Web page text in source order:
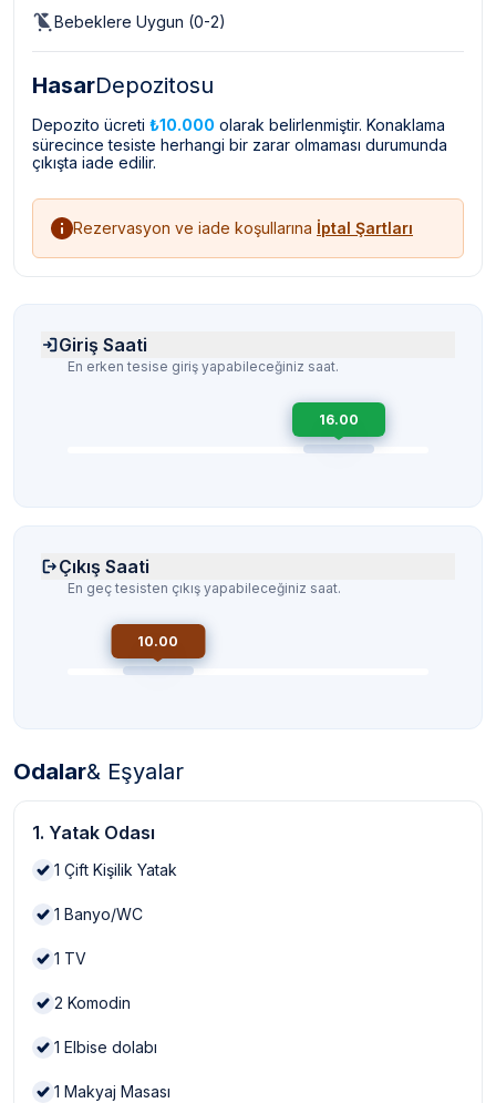
Bebeklere Uygun (0-2)
HasarDepozitosu
Depozito ücreti ₺10.000 olarak belirlenmiştir. Konaklama
sürecince tesiste herhangi bir zarar olmaması durumunda
çıkışta iade edilir.
Rezervasyon ve iade koşullarına İptal Şartları
Giriş Saati
En erken tesise giriş yapabileceğiniz saat.
16.00
Çıkış Saati
En geç tesisten çıkış yapabileceğiniz saat.
10.00
Odalar& Eşyalar
1. Yatak Odası
1 Çift Kişilik Yatak
1 Banyo/WC
1 TV
2 Komodin
1 Elbise dolabı
1 Makyaj Masası